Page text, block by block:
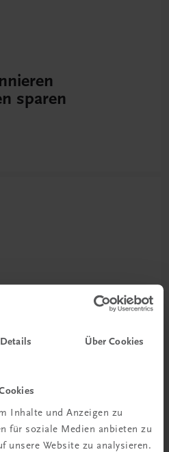
Details Über Cookies
Inhalte und Anzeigen zu
für soziale Medien anbieten zu
unsere Website zu analysieren.
sparen